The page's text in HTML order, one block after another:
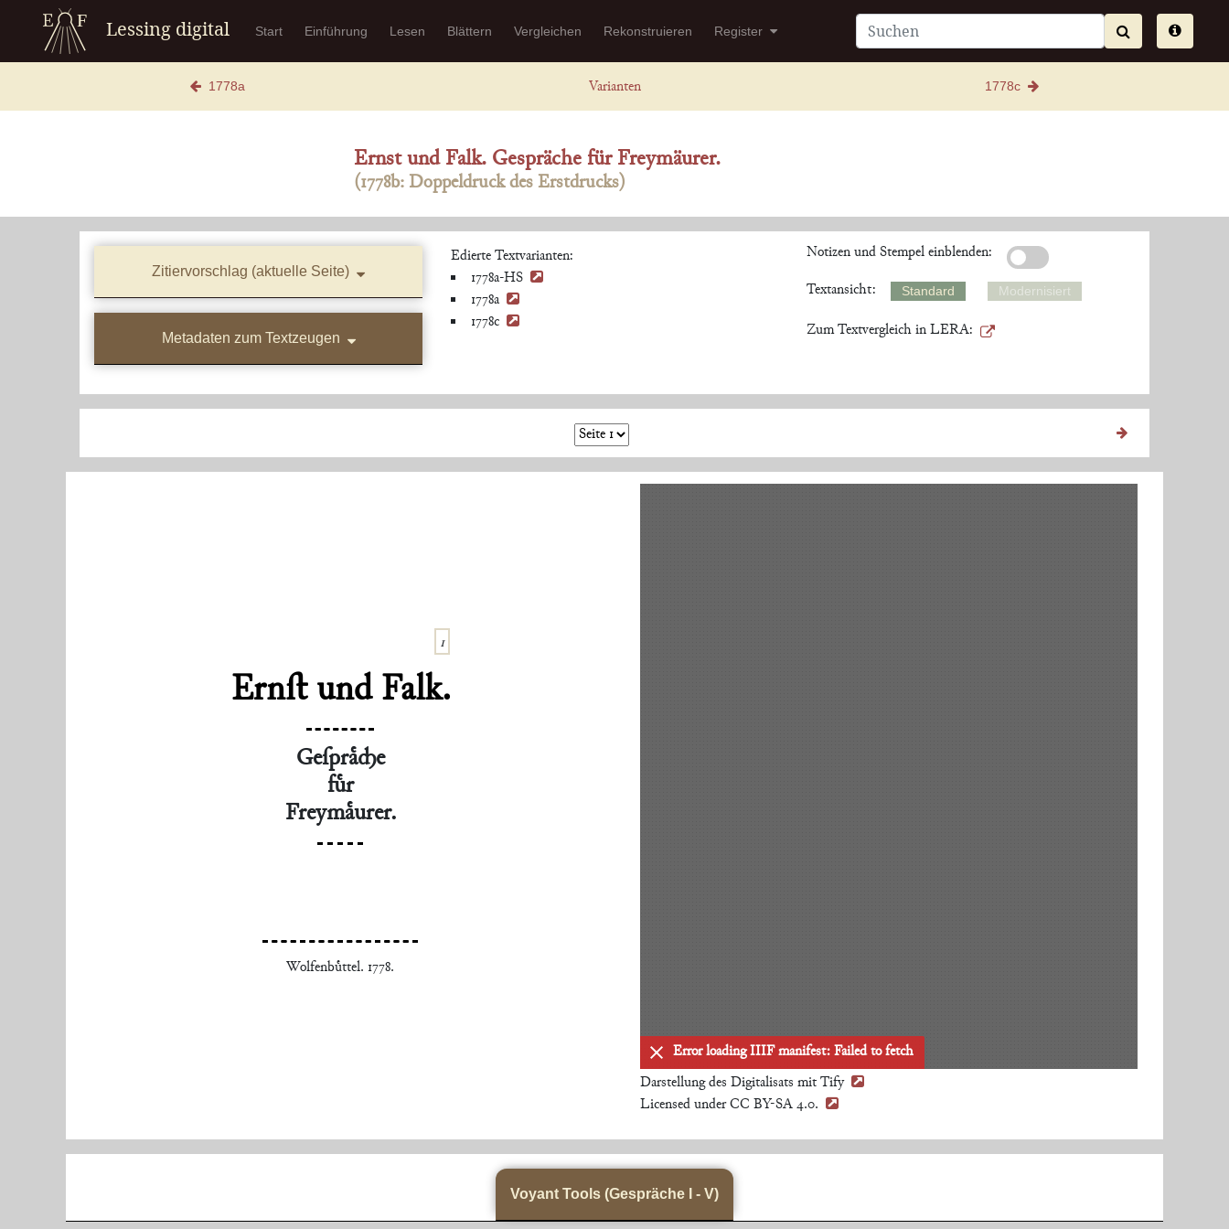
Lessing digital Start Einführung Lesen Blättern Vergleichen Rekonstruieren Register
1778a Varianten 1778c
Ernst und Falk. Gespräche für Freymäurer.
(1778b: Doppeldruck des Erstdrucks)
Zitiervorschlag (aktuelle Seite)
Metadaten zum Textzeugen
Edierte Textvarianten:
1778a-HS
1778a
1778c
Notizen und Stempel einblenden:
Textansicht:
Standard Modernisiert
Zum Textvergleich in LERA:
1
Ernﬅ und Falk.
Geſpraͤe
fuͤr
Freymaͤurer.
Wolfenbuͤttel. 1778.
Error loading IIIF manifest: Failed to fetch
Darstellung des Digitalisats mit Tify
Licensed under CC BY-SA 4.0.
Voyant Tools (Gespräche I - V)